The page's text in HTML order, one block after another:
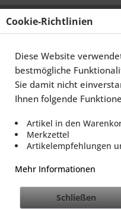
ADVANCE WHEELS
BRONZE POLISHED LIP
Cookie-Richtlinien
Diese Website
bestmögliche
Sie damit nicht
Ihnen folgende
Artikel in den
Merkzettel
Artikelempfehlungen
Mehr Informationen
Schließen